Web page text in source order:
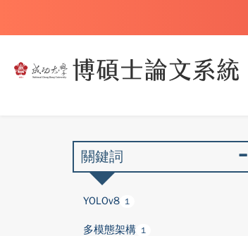
關鍵詞
YOLOv8 1
多模態架構 1